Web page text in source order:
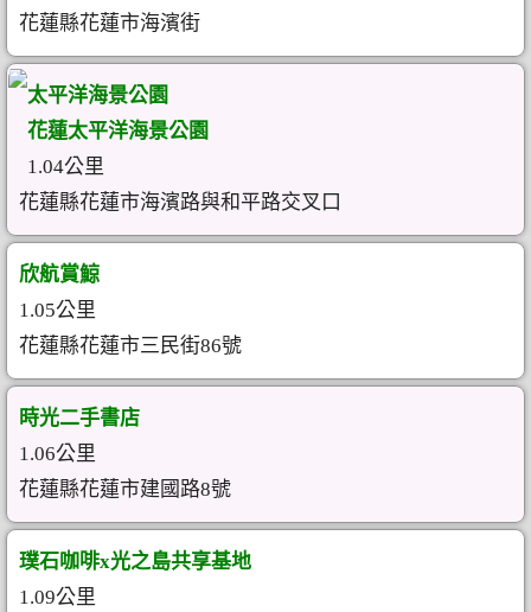
花蓮縣花蓮市海濱街
太平洋海景公園
花蓮太平洋海景公園
1.04公里
花蓮縣花蓮市海濱路與和平路交叉口
欣航賞鯨
1.05公里
花蓮縣花蓮市三民街86號
時光二手書店
1.06公里
花蓮縣花蓮市建國路8號
璞石咖啡x光之島共享基地
1.09公里